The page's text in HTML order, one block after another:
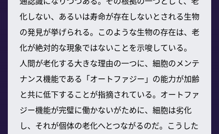
化しない、あるいは寿命が存在しないとされる生物
の発見が挙げられる。このような生物の存在は、老
化が絶対的な現象ではないことを示唆している。
人間が老化する大きな理由の一つに、細胞のメンテ
ナンス機能である「オートファジー」の能力が加齢
と共に低下することが指摘されている。オートファ
ジー機能が完璧に働かないがために、細胞は劣化
し、それが個体の老化へとつながるのだ。こうした